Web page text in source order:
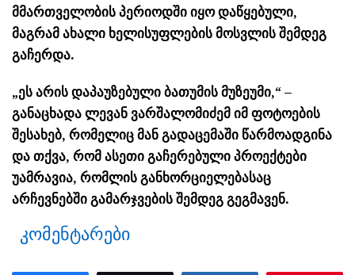
მმართველობის პერიოდში იყო დაწყებული,
მაგრამ ახალი ხელისუფლების მოსვლის შემდეგ
გაჩერდა.
„ეს არის დაპაუზებული ბათუმის მუზეუმი,“ –
განაცხადა ლევან ვარშალომიძემ იმ ფოტოების
შესახებ, რომელიც მან გადაცემაში წარმოადგინა
და თქვა, რომ ასეთი გაჩერებული პროექტები
უამრავია, რომლის განხორციელებასაც
არჩევნებში გამარჯვების შემდეგ გეგმავენ.
კომენტარები